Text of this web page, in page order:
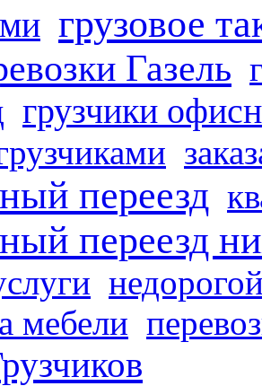
грузовое
Газель
грузчики
переезд
переезд
мебели